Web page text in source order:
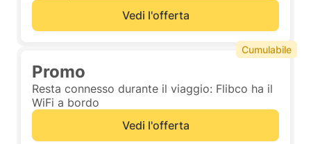
Vedi l'offerta
Promo
Resta connesso durante il viaggio: Flibco ha il
WiFi a bordo
Vedi l'offerta
Cumulabile